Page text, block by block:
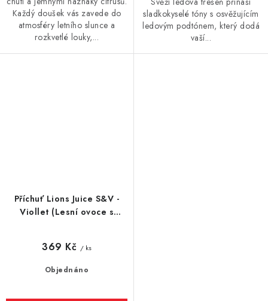
Každý doušek vás zavede do
atmosféry letního slunce a
rozkvetlé louky,...
sladkokyselé tóny s osvěžujícím
ledovým podtónem, který dodá
vaší...
Příchuť Lions Juice S&V -
Viollet (Lesní ovoce s
Objednáno
369 Kč / ks